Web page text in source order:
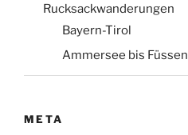
Rucksackwanderungen
Bayern-Tirol
Ammersee bis Füssen
META